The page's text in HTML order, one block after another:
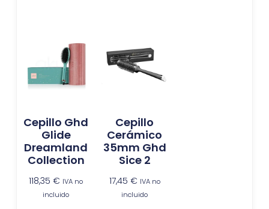
Cepillo Ghd
Glide
Dreamland
Collection
118,35€ IVA no
incluido
Cepillo
Cerámico
35mm Ghd
Sice 2
17,45 € IVA no
incluido